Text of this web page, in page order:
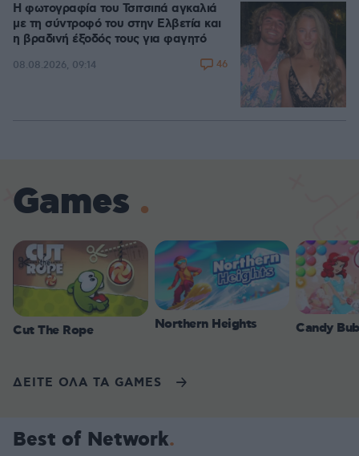
Η φωτογραφία του Τσιτσιπά αγκαλιά
με τη σύντροφό του στην Ελβετία και
η βραδινή έξοδός τους για φαγητό
08.08.2026, 09:14 46
Games
Cut The Rope Northern Heights Candy
ΔΕΙΤΕ ΟΛΑ ΤΑ GAMES
Best of Network